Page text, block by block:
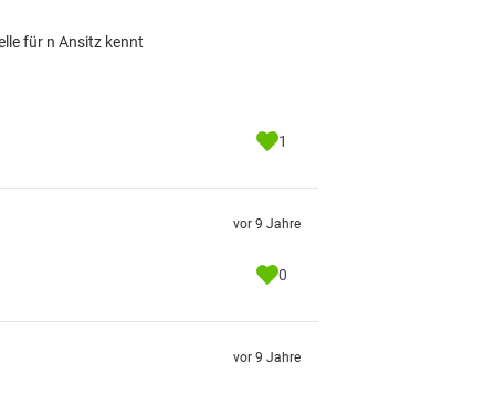
für n Ansitz kennt
1
vor 9 Jahre
0
vor 9 Jahre